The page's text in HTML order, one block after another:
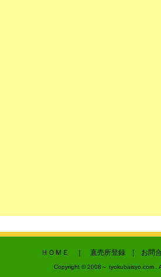
ＨＯＭＥ 直売所登録| お問
Copyright © 2008～ tyokubaisyo.com .